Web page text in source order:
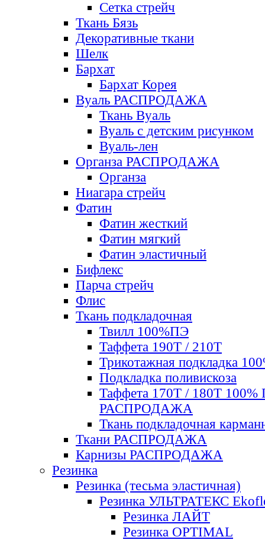
Сетка стрейч
Ткань Бязь
Декоративные ткани
Шелк
Бархат
Бархат Корея
Вуаль РАСПРОДАЖА
Ткань Вуаль
Вуаль с детским рисунком
Вуаль-лен
Органза РАСПРОДАЖА
Органза
Ниагара стрейч
Фатин
Фатин жесткий
Фатин мягкий
Фатин элаcтичный
Бифлекс
Парча стрейч
Флис
Ткань подкладочная
Твилл 100%ПЭ
Таффета 190Т / 210Т
Трикотажная подкладка
Подкладка поливискоза
Таффета 170Т / 180Т 100%
РАСПРОДАЖА
Ткань подкладочная
Ткани РАСПРОДАЖА
Карнизы РАСПРОДАЖА
Резинка
Резинка (тесьма эластичная)
Резинка УЛЬТРАТЕКС
Резинка ЛАЙТ
Резинка OPTIMAL